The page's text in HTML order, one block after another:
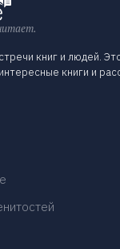
книг и людей.
книги и